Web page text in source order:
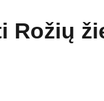
Rožių